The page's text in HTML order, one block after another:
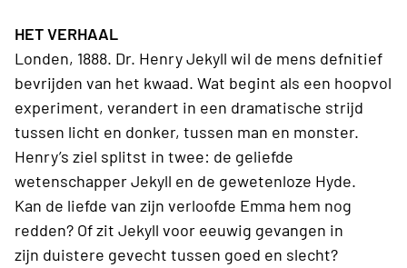
HET VERHAAL
Londen, 1888. Dr. Henry Jekyll wil de mens defnitief
bevrijden van het kwaad. Wat begint als een hoopvol
experiment, verandert in een dramatische strijd
tussen licht en donker, tussen man en monster.
Henry’s ziel splitst in twee: de geliefde
wetenschapper Jekyll en de gewetenloze Hyde.
Kan de liefde van zijn verloofde Emma hem nog
redden? Of zit Jekyll voor eeuwig gevangen in
zijn duistere gevecht tussen goed en slecht?